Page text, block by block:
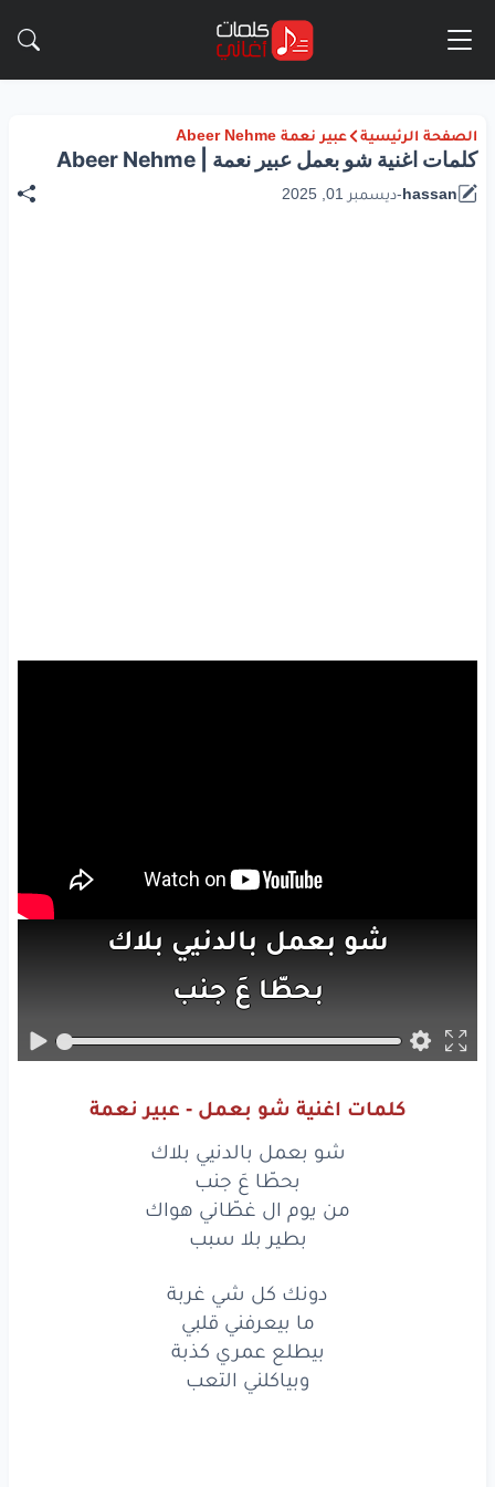
الصفحة الرئيسية عبير نعمة Abeer Nehme
كلمات اغنية شو بعمل عبير نعمة | Abeer Nehme
hassan
-ديسمبر 01, 2025
شو بعمل بالدنيي بلاك
بحطّاعَجنب
من يومال غطّانيهواك
شوبعمل
بحطّا عَجنب
من يومال غطّاني
بطيربلا
سبب
دونك كل شيغربة
ما بيعرفنيقلبي
كلمات اغنية شو بعمل - عبير نعمة
شو بعمل بالدنيي بلاك
بحطّا عَ جنب
من يوم ال غطّاني هواك
بطير بلا سبب
دونك كل شي غربة
ما بيعرفني قلبي
بيطلع عمري كذبة
وبياكلني التعب